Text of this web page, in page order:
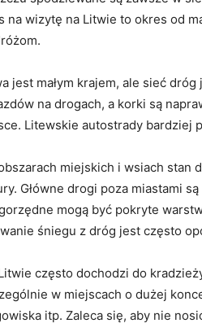
na wizytę na Litwie to okres od
jest małym krajem, ale sieć
na drogach, a korki są
Litewskie autostrady bardziej
miejskich i wsiach stan
Główne drogi poza miastami
mogą być pokryte
śniegu z dróg jest często
często dochodzi do
w miejscach o dużej
itp. Zaleca się, aby nie